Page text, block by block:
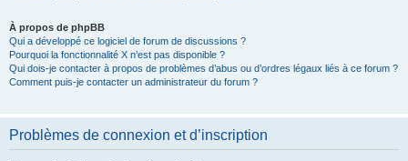
À propos de phpBB
Qui a développé ce logiciel de forum de discussions ?
Pourquoi la fonctionnalité X n’est pas disponible ?
Qui dois-je contacter à propos de problèmes d’abus ou d’ordres légaux liés à ce forum ?
Comment puis-je contacter un administrateur du forum ?
Problèmes de connexion et d’inscription